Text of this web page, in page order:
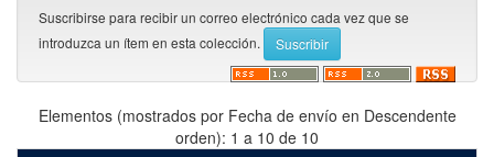
Suscribirse para recibir un correo electrónico cada vez que se
introduzca un ítem en esta colección.
Elementos (mostrados por Fecha de envío en Descendente
orden): 1 a 10 de 10